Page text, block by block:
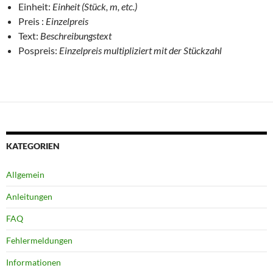
Einheit: Einheit (Stück, m, etc.)
Preis : Einzelpreis
Text: Beschreibungstext
Pospreis: Einzelpreis multipliziert mit der Stückzahl
KATEGORIEN
Allgemein
Anleitungen
FAQ
Fehlermeldungen
Informationen